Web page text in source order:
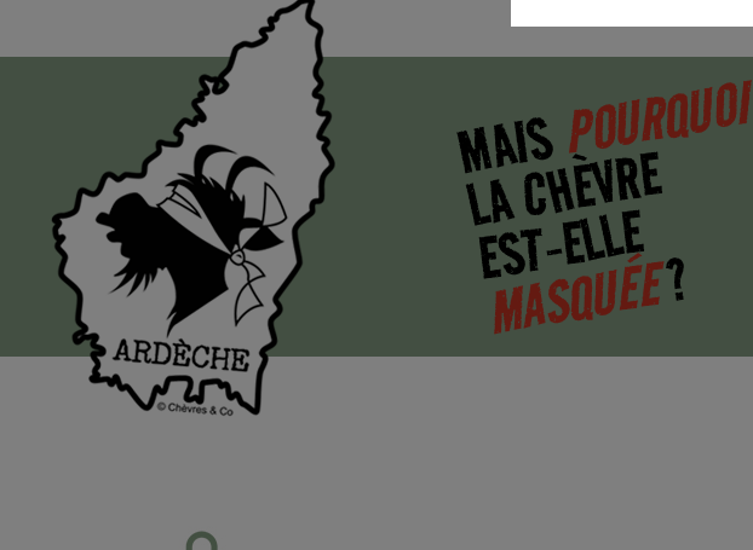
MAISPOURQUOI
LA CHÈVRE
EST-ELLE
MASQUÉE?